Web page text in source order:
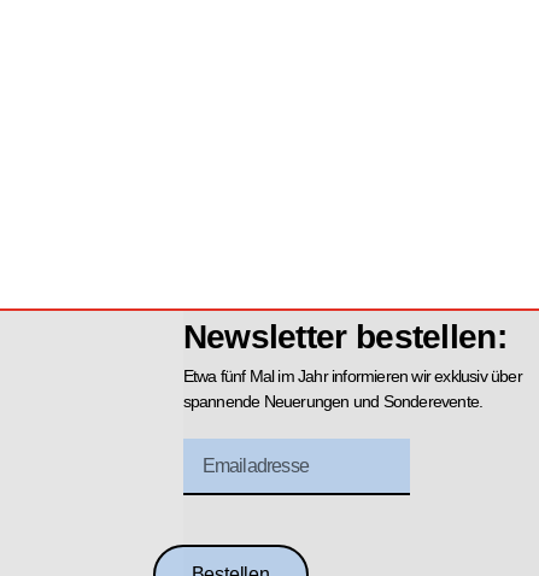
Newsletter bestellen:
Etwa fünf Mal im Jahr informieren wir exklusiv über
spannende Neuerungen und Sonderevente.